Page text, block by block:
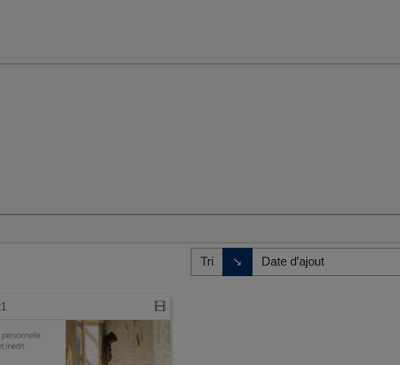
et sociales
Tri ↘
Direction de tri